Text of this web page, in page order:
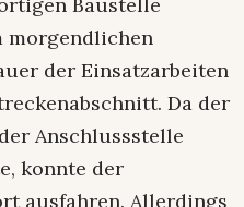
morgendlichen
der Einsatzarbeiten
Da der
Anschlussstelle
konnte der
ausfahren. Allerdings